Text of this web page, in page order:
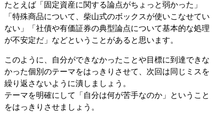
たとえば「固定資産に関する論点がちょっと弱かった」
「特殊商品について、柴山式のボックスが使いこなせてい
ない」「社債や有価証券の典型論点について基本的な処理
が不安定だ」などということがあると思います。
このように、自分ができなかったことや目標に到達できな
かった個別のテーマをはっきりさせて、次回は同じミスを
繰り返さないように潰しましょう。
テーマを明確にして「自分は何が苦手なのか」ということ
をはっきりさせましょう。